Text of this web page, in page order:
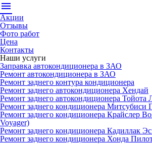
menu
Акции
Отзывы
Фото работ
Цена
Контакты
Наши услуги
Заправка автокондиционера в ЗАО
Ремонт автокондиционера в ЗАО
Ремонт заднего контура кондиционера
Ремонт заднего автокондиционера Хендай
Ремонт заднего автокондиционера Тойота
Ремонт заднего кондиционера Митсубиси
Ремонт заднего кондиционера Крайслер
Voyager)
Ремонт заднего кондиционера Кадиллак
Ремонт заднего кондиционера Хонда